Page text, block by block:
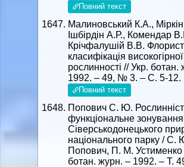
Повний текст
Малиновський К.А.,
Ішбірдін А.Р., Комендар
Крічфалушій В.В.
класифікація високогірної
рослинності // Укр. ботан.
1992. – 49, № 3. – С. 5-12.
Повний текст
Попович С. Ю.
функціональне зонування
Сіверськодонецького
національного парку / С.
Попович, П. М. Устименко
ботан. журн. – 1992. – Т.